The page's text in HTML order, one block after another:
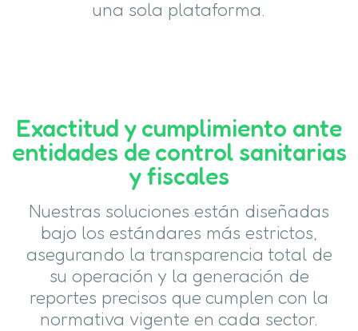
una sola plataforma.
Exactitud y cumplimiento ante
entidades de control sanitarias
y fiscales
Nuestras soluciones están diseñadas
bajo los estándares más estrictos,
asegurando la transparencia total de
su operación y la generación de
reportes precisos que cumplen con la
normativa vigente en cada sector.